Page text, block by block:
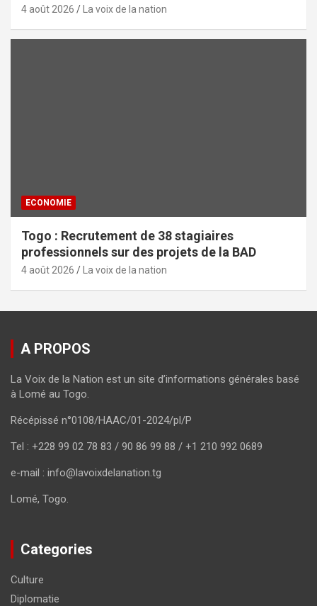
4 août 2026 La voix de la nation
ECONOMIE
Togo : Recrutement de 38 stagiaires
professionnels sur des projets de la BAD
4 août 2026 La voix de la nation
A PROPOS
La Voix de la Nation est un site d’informations générales basé
à Lomé au Togo.
Récépissé n°0108/HAAC/01-2024/pl/P
Tel : +228 99 02 78 83 / 90 86 99 88 / +1 210 992 0689
e-mail : info@lavoixdelanation.tg
Lomé, Togo.
Categories
Culture
Diplomatie